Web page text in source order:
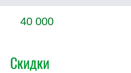
40 000
Скидки